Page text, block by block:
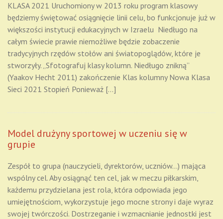
KLASA 2021 Uruchomiony w 2013 roku program klasowy
będziemy świętować osiągnięcie linii celu, bo funkcjonuje już w
większości instytucji edukacyjnych w Izraelu Niedługo na
całym świecie prawie niemożliwe będzie zobaczenie
tradycyjnych rzędów stołów ani światopoglądów, które je
stworzyły. „Sfotografuj klasy kolumn. Niedługo znikną”
(Yaakov Hecht 2011) zakończenie Klas kolumny Nowa Klasa
Sieci 2021 Stopień Ponieważ […]
Model drużyny sportowej w uczeniu się w
grupie
Zespół to grupa (nauczycieli, dyrektorów, uczniów…) mająca
wspólny cel. Aby osiągnąć ten cel, jak w meczu piłkarskim,
każdemu przydzielana jest rola, która odpowiada jego
umiejętnościom, wykorzystuje jego mocne strony i daje wyraz
swojej twórczości. Dostrzeganie i wzmacnianie jednostki jest